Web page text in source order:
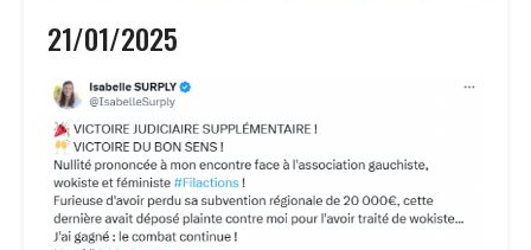
21/01/2025